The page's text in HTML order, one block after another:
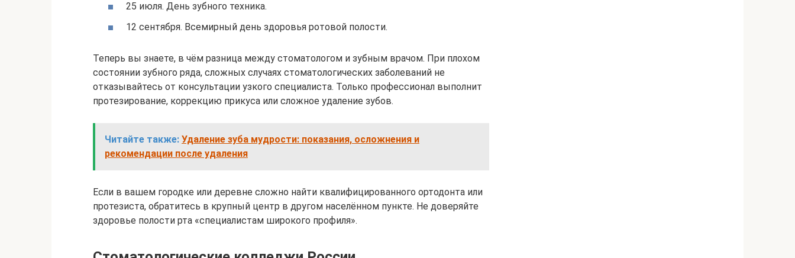
25 июля. День зубного техника.
12 сентября. Всемирный день здоровья ротовой полости.
Теперь вы знаете, в чём разница между стоматологом и зубным врачом. При плохом
состоянии зубного ряда, сложных случаях стоматологических заболеваний не
отказывайтесь от консультации узкого специалиста. Только профессионал выполнит
протезирование, коррекцию прикуса или сложное удаление зубов.
Читайте также: Удаление зуба мудрости: показания, осложнения и
рекомендации после удаления
Если в вашем городке или деревне сложно найти квалифицированного ортодонта или
протезиста, обратитесь в крупный центр в другом населённом пункте. Не доверяйте
здоровье полости рта «специалистам широкого профиля».